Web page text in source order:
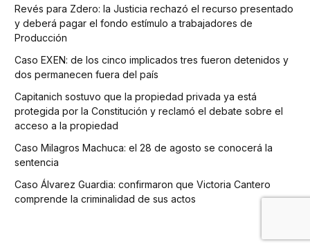
Revés para Zdero: la Justicia rechazó el recurso presentado
y deberá pagar el fondo estímulo a trabajadores de
Producción
Caso EXEN: de los cinco implicados tres fueron detenidos y
dos permanecen fuera del país
Capitanich sostuvo que la propiedad privada ya está
protegida por la Constitución y reclamó el debate sobre el
acceso a la propiedad
Caso Milagros Machuca: el 28 de agosto se conocerá la
sentencia
Caso Álvarez Guardia: confirmaron que Victoria Cantero
comprende la criminalidad de sus actos